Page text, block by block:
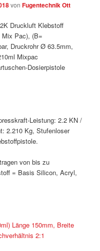
vonFugentechnik Ott
Druckluft Klebstoff
Mix Pac), (B=
Druckrohr Ø 63.5mm,
Mixpac
Dosierpistole
Leistung: 2.2 KN /
2.210 Kg, Stufenloser
von bis zu
= Basis Silicon, Acryl,
Länge 150mm, Breite
2:1